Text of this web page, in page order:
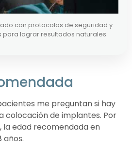
con protocolos de seguridad y
lograr resultados naturales.
me preguntan si hay
colocación de implantes. Por
la edad recomendada en
años.